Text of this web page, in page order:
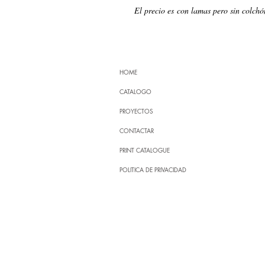
El precio es con lamas pero sin
HOME
CATALOGO
PROYECTOS
CONTACTAR
PRINT CATALOGUE
POLITICA DE PRIVACIDAD